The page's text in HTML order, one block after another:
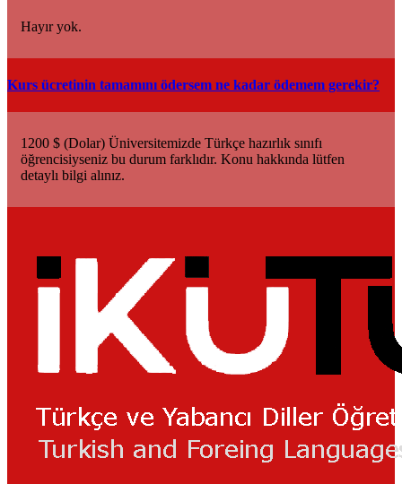
Hayır yok.
Kurs ücretinin tamamını ödersem ne kadar ödemem gerekir?
1200 $ (Dolar) Üniversitemizde Türkçe hazırlık sınıfı
öğrencisiyseniz bu durum farklıdır. Konu hakkında lütfen
detaylı bilgi alınız.